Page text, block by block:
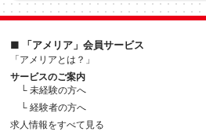
■ 「アメリア」会員サービス
「アメリアとは？」
サービスのご案内
└ 未経験の方へ
└ 経験者の方へ
求人情報をすべて見る